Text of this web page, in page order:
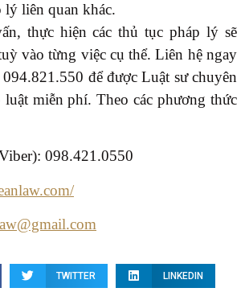
lý liên quan khác.
thực hiện các thủ tục pháp lý sẽ
vào từng việc cụ thể. Liên hệ ngay
để được Luật sư chuyên
miễn phí. Theo các phương thức
098.421.0550
TWITTER LINKEDIN